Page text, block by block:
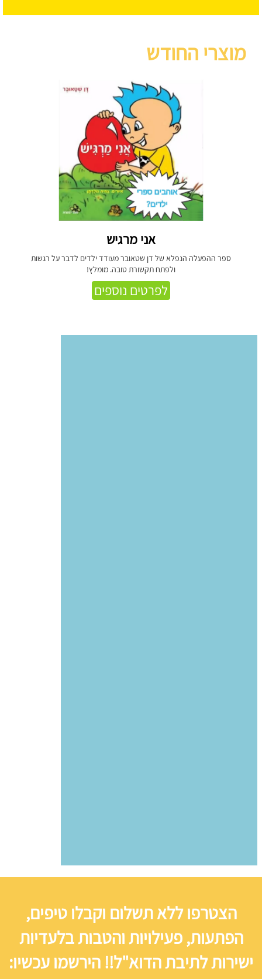
מוצרי החודש
אני מרגיש
ספר ההפעלה הנפלא של דן שטאובר מעודד ילדים לדבר על רגשות
ולפתח תקשורת טובה. מומלץ!
לפרטים נוספים
הצטרפו ללא תשלום וקבלו טיפים,
הפתעות, פעילויות והטבות בלעדיות
ישירות לתיבת הדוא"ל!! הירשמו עכשיו: